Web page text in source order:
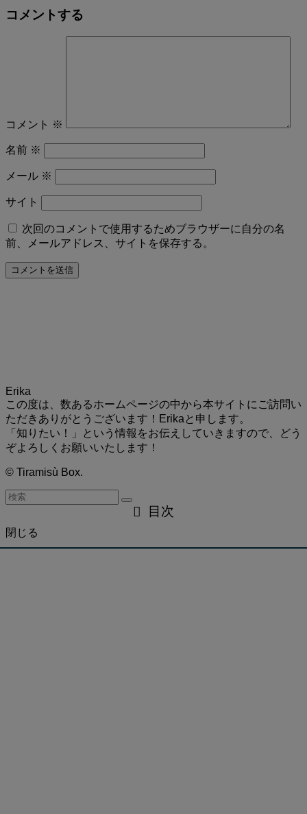
コメントする
コメント ※
名前 ※
メール ※
サイト
次回のコメントで使用するためブラウザーに自分の名
前、メールアドレス、サイトを保存する。
Erika
この度は、数あるホームページの中から本サイトにご訪問い
ただきありがとうございます！Erikaと申します。
「知りたい！」という情報をお伝えしていきますので、どう
ぞよろしくお願いいたします！
© Tiramisù Box.
目次
閉じる